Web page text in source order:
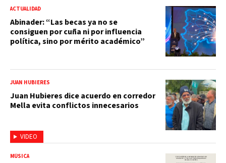
ACTUALIDAD
Abinader: “Las becas ya no se
consiguen por cuña ni por influencia
política, sino por mérito académico”
VIDEO
JUAN HUBIERES
Juan Hubieres dice acuerdo en corredor
Mella evita conflictos innecesarios
MÚSICA